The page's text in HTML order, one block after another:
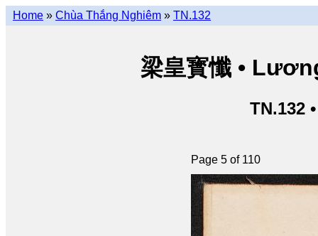
Home » Chùa Thắng Nghiêm » TN.132
梁皇寳懺 •
TN.132
Page 5 of 110